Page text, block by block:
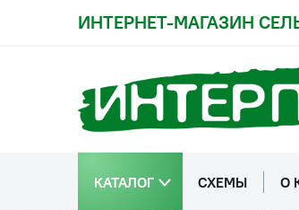
ИНТЕРНЕТ-МАГАЗИН
КАТАЛОГ СХЕМЫ О